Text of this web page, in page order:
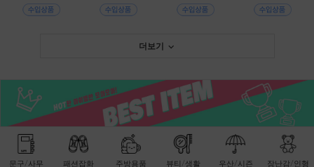
더보기
문구/사무 패션잡화 주방용품 뷰티/생활 우산/시즌 장난감/인형